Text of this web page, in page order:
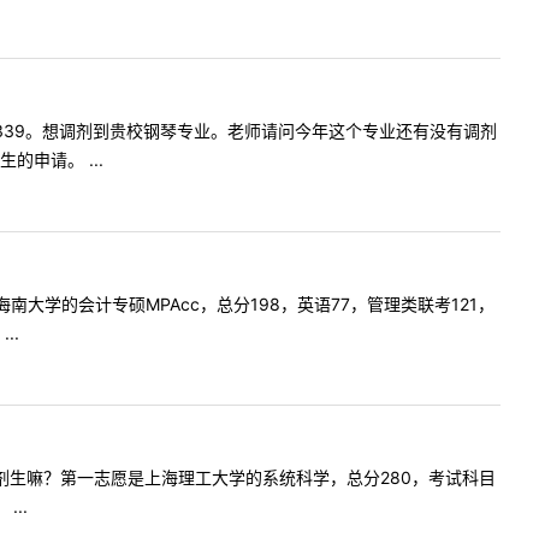
想调剂到贵校钢琴专业。老师请问今年这个专业还有没有调剂
的申请。 ...
学的会计专硕MPAcc，总分198，英语77，管理类联考121，
...
嘛？第一志愿是上海理工大学的系统科学，总分280，考试科目
...